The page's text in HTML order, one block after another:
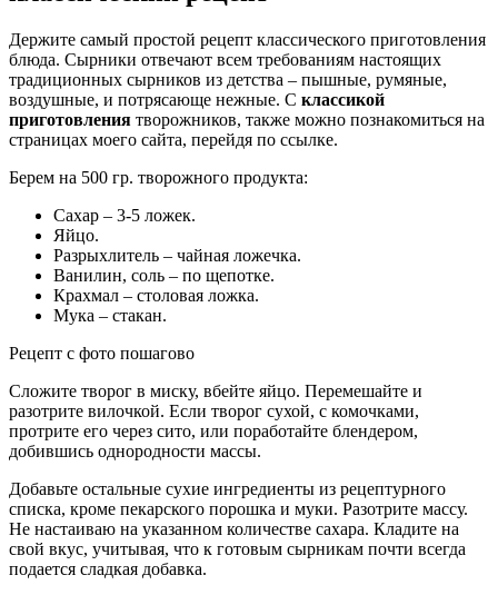
Держите самый простой рецепт классического приготовления
блюда. Сырники отвечают всем требованиям настоящих
традиционных сырников из детства – пышные, румяные,
воздушные, и потрясающе нежные. С классикой
приготовления творожников, также можно познакомиться на
страницах моего сайта, перейдя по ссылке.
Берем на 500 гр. творожного продукта:
Сахар – 3-5 ложек.
Яйцо.
Разрыхлитель – чайная ложечка.
Ванилин, соль – по щепотке.
Крахмал – столовая ложка.
Мука – стакан.
Рецепт с фото пошагово
Сложите творог в миску, вбейте яйцо. Перемешайте и
разотрите вилочкой. Если творог сухой, с комочками,
протрите его через сито, или поработайте блендером,
добившись однородности массы.
Добавьте остальные сухие ингредиенты из рецептурного
списка, кроме пекарского порошка и муки. Разотрите массу.
Не настаиваю на указанном количестве сахара. Кладите на
свой вкус, учитывая, что к готовым сырникам почти всегда
подается сладкая добавка.